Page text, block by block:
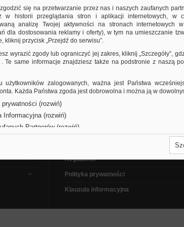
Dla kupujących
Dla sprzedających
Regulamin
Polityka prywatności
Klauzula informacyjna
się na przetwarzanie przez nas i naszych zaufanych
w historii przeglądania stron i aplikacji internetowych, w
analizę Twojej aktywności na stronach internetowych
dla dostosowania reklamy i oferty), w tym na umieszczanie
kliknij przycisk „Przejdź do serwisu”.
wyrazić zgody lub ograniczyć jej zakres, kliknij „Szczegóły”,
Te same informacje znajdziesz także na podstronie z naszą
użytkowników zalogowanych, ważna jest Państwa
Każda Państwa zgoda jest dobrowolna i można ją w
prywatności (rozwiń)
Informacyjna (rozwiń)
Partnerów (rozwiń)